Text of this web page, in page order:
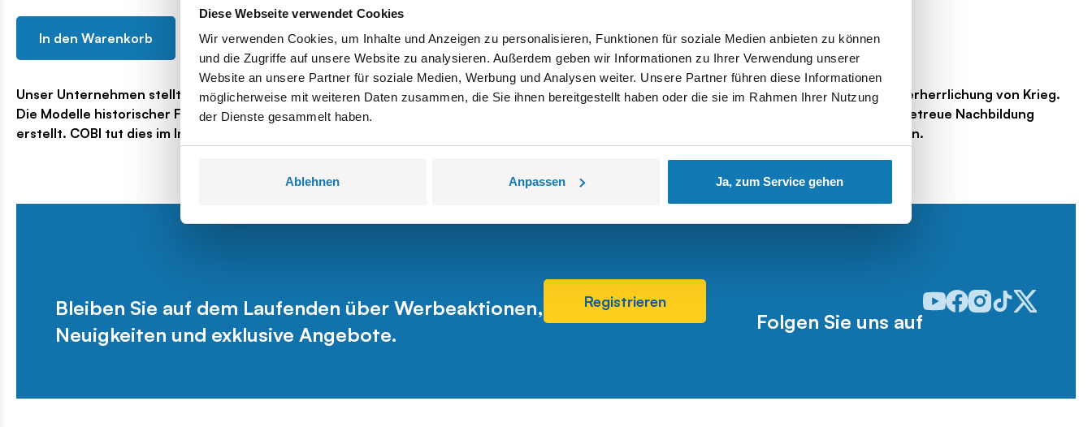
Diese Webseite verwendet Cookies
Wir verwenden Cookies, um Inhalte und Anzeigen zu personalisieren, Funktionen für soziale Medien anbieten zu können
und die Zugriffe auf unsere Website zu analysieren. Außerdem geben wir Informationen zu Ihrer Verwendung unserer
Website an unsere Partner für soziale Medien, Werbung und Analysen weiter. Unsere Partner führen diese Informationen
möglicherweise mit weiteren Daten zusammen, die Sie ihnen bereitgestellt haben oder die sie im Rahmen Ihrer Nutzung
der Dienste gesammelt haben.
Ablehnen Anpassen Ja, zum Service gehen
In den Warenkorb
Unser Unternehmen stellt militärische Produkte her, die Repliken historischer Modelle sind. Wir distanzieren uns ausdrücklich von jeglicher Verherrlichung von Krieg.
Die Modelle historischer Fahrzeuge, Schiffe, Flugzeuge und anderer Objekte, die wir anfertigen, werden mit größter Sorgfalt für eine detailgetreue Nachbildung
erstellt. COBI tut dies im Interesse, Generationen von Menschen dazu zu inspirieren, sich für Geschichte zu interessieren und von ihr zu lernen.
Bleiben Sie auf dem Laufenden über Werbeaktionen,
Neuigkeiten und exklusive Angebote.
Registrieren
Folgen Sie uns auf
Odwiedź nasz profil w serwisie
Odwiedź nasz profil w
Odwiedź nasz profil w
Odwiedź nasz
Odwiedź